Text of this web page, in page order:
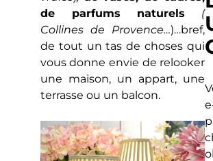
de parfums naturels
(
Collines de Provence…)…bref,
de tout un tas de choses qui
vous donne envie de relooker
une maison, un appart, une
terrasse ou un balcon.